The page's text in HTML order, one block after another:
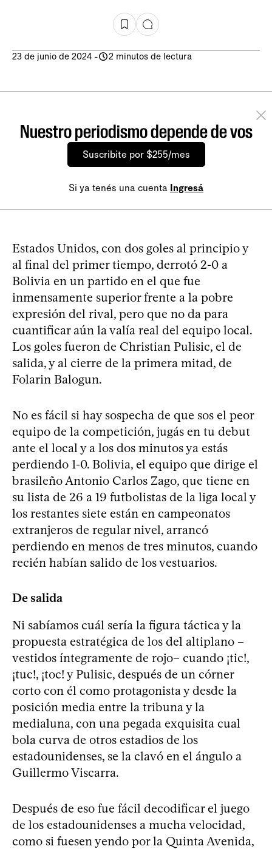
23 de junio de 2024 - 2 minutos de lectura
Nuestro periodismo depende de vos
Suscribite por $255/mes
Si ya tenés una cuenta Ingresá
Estados Unidos, con dos goles al principio y
al final del primer tiempo, derrotó 2-0 a
Bolivia en un partido en el que fue
inmensamente superior frente a la pobre
expresión del rival, pero que no da para
cuantificar aún la valía real del equipo local.
Los goles fueron de Christian Pulisic, el de
salida, y al cierre de la primera mitad, de
Folarin Balogun.
No es fácil si hay sospecha de que sos el peor
equipo de la competición, jugás en tu debut
ante el local y a los dos minutos ya estás
perdiendo 1-0. Bolivia, el equipo que dirige el
brasileño Antonio Carlos Zago, que tiene en
su lista de 26 a 19 futbolistas de la liga local y
los restantes siete están en campeonatos
extranjeros de regular nivel, arrancó
perdiendo en menos de tres minutos, cuando
recién habían salido de los vestuarios.
De salida
Ni sabíamos cuál sería la figura táctica y la
propuesta estratégica de los del altiplano –
vestidos íntegramente de rojo– cuando ¡tic!,
¡tuc!, ¡toc! y Pulisic, después de un córner
corto con él como protagonista y desde la
posición media entre la tribuna y la
medialuna, con una pegada exquisita cual
bola curva de otros estadios de los
estadounidenses, se la clavó en el ángulo a
Guillermo Viscarra.
Después de eso fue fácil decodificar el juego
de los estadounidenses a mucha velocidad,
como si fuesen yendo por la Quinta Avenida,